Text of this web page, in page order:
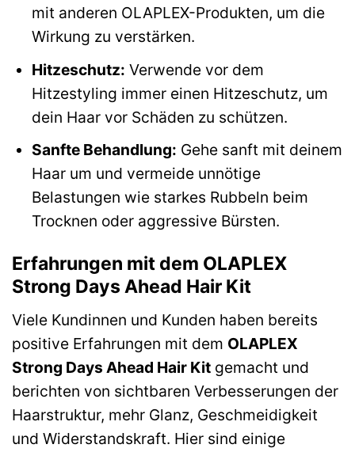
mit anderen OLAPLEX-Produkten, um die
Wirkung zu verstärken.
Hitzeschutz: Verwende vor dem
Hitzestyling immer einen Hitzeschutz, um
dein Haar vor Schäden zu schützen.
Sanfte Behandlung: Gehe sanft mit deinem
Haar um und vermeide unnötige
Belastungen wie starkes Rubbeln beim
Trocknen oder aggressive Bürsten.
Erfahrungen mit dem OLAPLEX
Strong Days Ahead Hair Kit
Viele Kundinnen und Kunden haben bereits
positive Erfahrungen mit dem OLAPLEX
Strong Days Ahead Hair Kit gemacht und
berichten von sichtbaren Verbesserungen der
Haarstruktur, mehr Glanz, Geschmeidigkeit
und Widerstandskraft. Hier sind einige